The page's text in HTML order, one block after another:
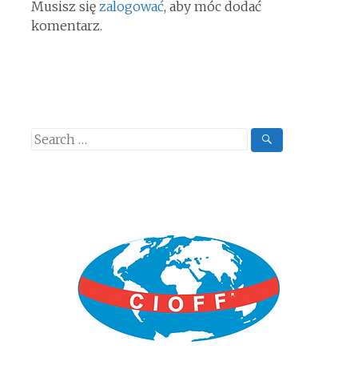
Musisz się zalogować, aby móc dodać
komentarz.
Search